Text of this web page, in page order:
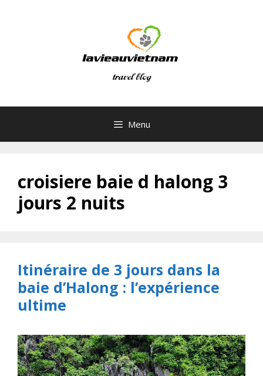
Menu
croisiere baie d halong 3
jours 2 nuits
Itinéraire de 3 jours dans la
baie d’Halong : l’expérience
ultime